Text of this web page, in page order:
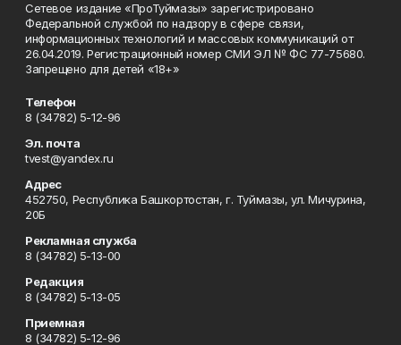
Сетевое издание «ПроТуймазы» зарегистрировано
Федеральной службой по надзору в сфере связи,
информационных технологий и массовых коммуникаций от
26.04.2019. Регистрационный номер СМИ ЭЛ № ФС 77-75680.
Запрещено для детей «18+»
Телефон
8 (34782) 5-12-96
Эл. почта
tvest@yandex.ru
Адрес
452750, Республика Башкортостан, г. Туймазы, ул. Мичурина,
20Б
Рекламная служба
8 (34782) 5-13-00
Редакция
8 (34782) 5-13-05
Приемная
8 (34782) 5-12-96